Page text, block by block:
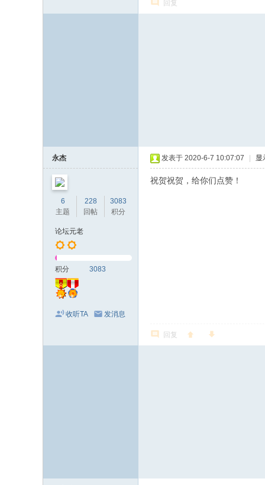
回复
永杰
6
主题
228
回帖
3083
积分
论坛元老
积分 3083
收听TA 发消息
发表于 2020-6-7 10:07:07 显
祝贺祝贺，给你们点赞！
回复